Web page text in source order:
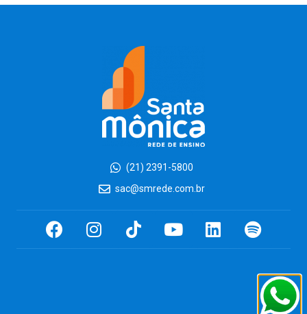
(21) 2391-5800
sac@smrede.com.br